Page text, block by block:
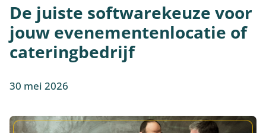
De juiste softwarekeuze voor
jouw evenementenlocatie of
cateringbedrijf
30 mei 2026